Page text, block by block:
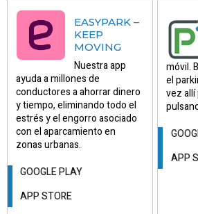
EASYPARK –
KEEP
MOVING
Nuestra app
ayuda a millones de
conductores a ahorrar dinero
y tiempo, eliminando todo el
estrés y el engorro asociado
con el aparcamiento en
zonas urbanas.
GOOGLE PLAY
APP STORE
móvil.
el
vez
APP